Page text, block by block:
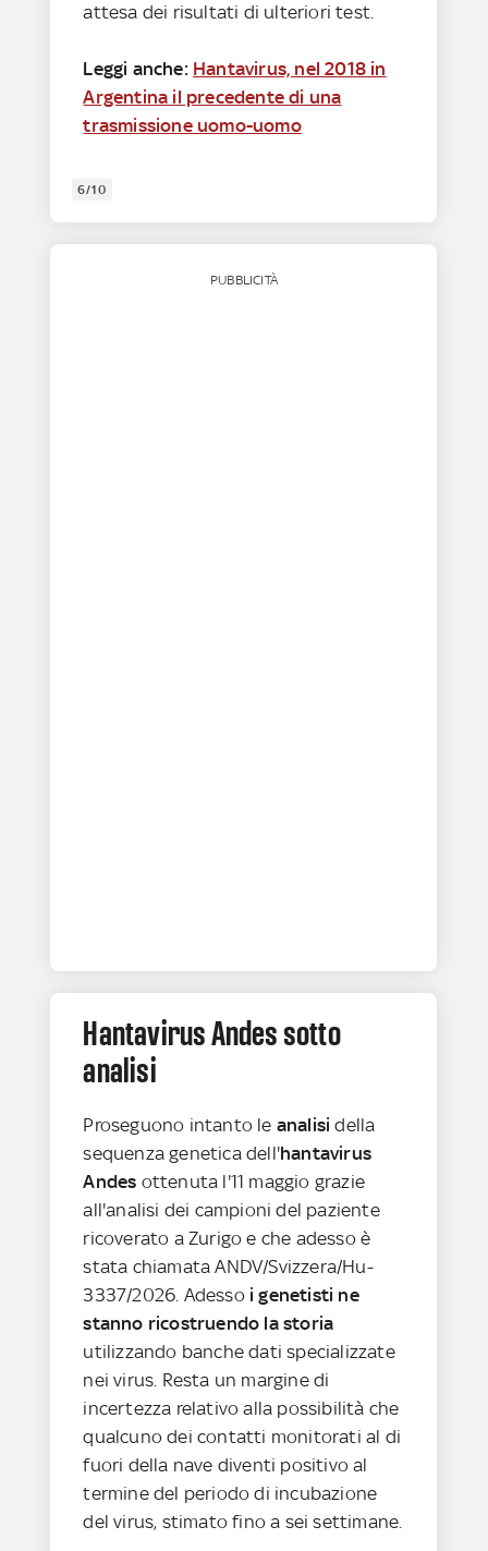
attesa dei risultati di ulteriori test.
Leggi anche: Hantavirus, nel 2018 in
Argentina il precedente di una
trasmissione uomo-uomo
6/10
PUBBLICITÀ
Hantavirus Andes sotto
analisi
Proseguono intanto le analisi della
sequenza genetica dell'hantavirus
Andes ottenuta l'11 maggio grazie
all'analisi dei campioni del paziente
ricoverato a Zurigo e che adesso è
stata chiamata ANDV/Svizzera/Hu-
3337/2026. Adesso i genetisti ne
stanno ricostruendo la storia
utilizzando banche dati specializzate
nei virus. Resta un margine di
incertezza relativo alla possibilità che
qualcuno dei contatti monitorati al di
fuori della nave diventi positivo al
termine del periodo di incubazione
del virus, stimato fino a sei settimane.